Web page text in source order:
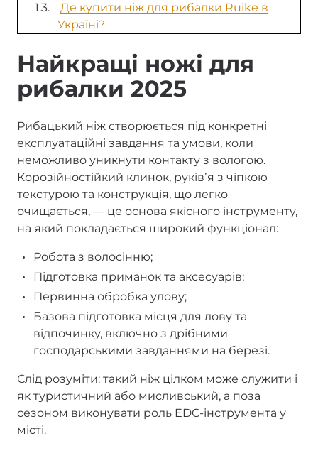
Де купити ніж для рибалки Ruike в
Україні?
Найкращі ножі для
рибалки 2025
Рибацький ніж створюється під конкретні
експлуатаційні завдання та умови, коли
неможливо уникнути контакту з вологою.
Корозійностійкий клинок, руківʼя з чіпкою
текстурою та конструкція, що легко
очищається, — це основа якісного інструменту,
на який покладається широкий функціонал:
Робота з волосінню;
Підготовка приманок та аксесуарів;
Первинна обробка улову;
Базова підготовка місця для лову та
відпочинку, включно з дрібними
господарськими завданнями на березі.
Слід розуміти: такий ніж цілком може служити і
як туристичний або мисливський, а поза
сезоном виконувати роль EDC-інструмента у
місті.